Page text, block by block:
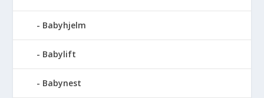
Babyhjelm
Babylift
Babynest